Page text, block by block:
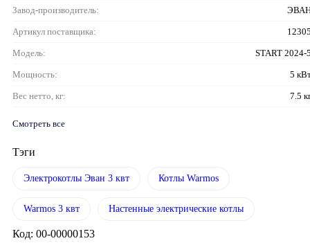
Завод-производитель:
Артикул поставщика:
Модель: START 2024-
Мощность: 5
Вес нетто, кг: 7.5
Смотреть все
Тэги
Электрокотлы Эван 3 квт Котлы Warmos
Warmos 3 квт Настенные электрические котлы
Код: 00-00000153